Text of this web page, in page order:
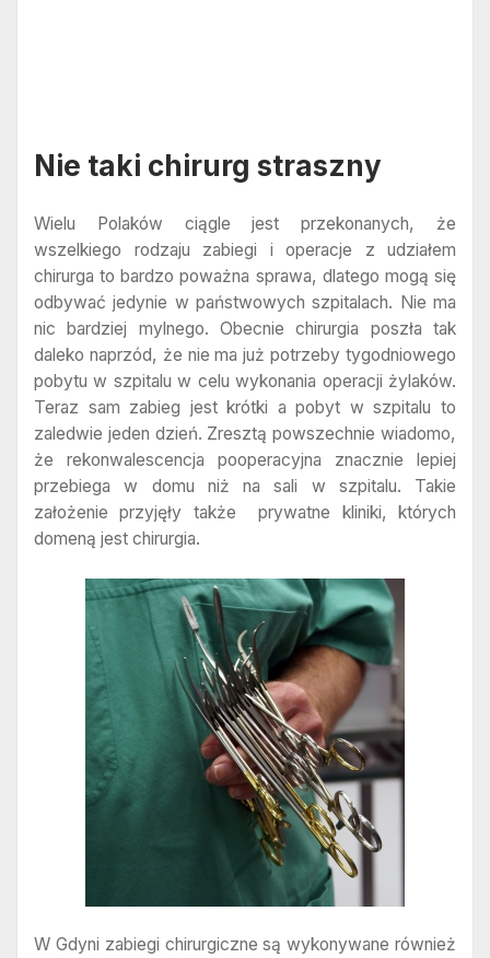
Nie taki chirurg straszny
Wielu Polaków ciągle jest przekonanych, że
wszelkiego rodzaju zabiegi i operacje z udziałem
chirurga to bardzo poważna sprawa, dlatego mogą się
odbywać jedynie w państwowych szpitalach. Nie ma
nic bardziej mylnego. Obecnie chirurgia poszła tak
daleko naprzód, że nie ma już potrzeby tygodniowego
pobytu w szpitalu w celu wykonania operacji żylaków.
Teraz sam zabieg jest krótki a pobyt w szpitalu to
zaledwie jeden dzień. Zresztą powszechnie wiadomo,
że rekonwalescencja pooperacyjna znacznie lepiej
przebiega w domu niż na sali w szpitalu. Takie
założenie przyjęły także prywatne kliniki, których
domeną jest chirurgia.
W Gdyni zabiegi chirurgiczne są wykonywane również